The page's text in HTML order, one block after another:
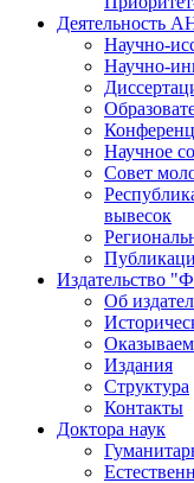
Деятельность
Научно-
Научно-
Научное
Совет
вывесок
Издательство
Об
Издания
Структура
Контакты
Доктора наук